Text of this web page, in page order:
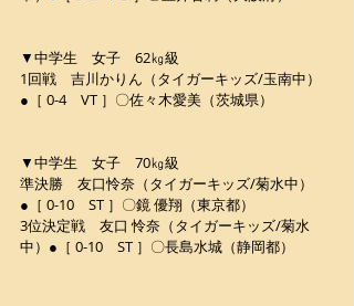
▼中学生　女子　62㎏級
1回戦　吉川かりん（タイガーキッズ/玉南中）
●［ 0-4　VT ］〇佐々木愛美（茨城県）
▼中学生　女子　70㎏級
準決勝　友口怜奈（タイガーキッズ/菊水中）
●［ 0-10　ST ］〇鏡 優翔（東京都）
3位決定戦　友口 怜奈（タイガーキッズ/菊水
中）●［ 0-10　ST ］〇長島水城（静岡都）